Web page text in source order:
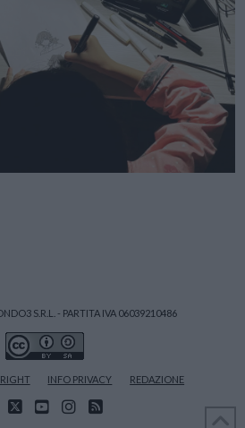
S.R.L. - PARTITA IVA 06039210486
INFO PRIVACY REDAZIONE